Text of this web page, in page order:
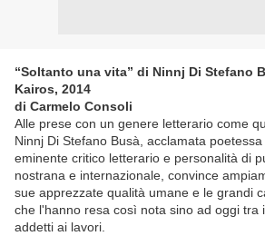
“Soltanto una vita” di Ninnj Di Stefano
Kairos, 2014
di Carmelo Consoli
Alle prese con un genere letterario come
Ninnj Di Stefano Busà, acclamata poetessa
eminente critico letterario e personalità di
nostrana e internazionale, convince
sue apprezzate qualità umane e le grandi
che l'hanno resa così nota sino ad oggi tra
addetti ai lavori.